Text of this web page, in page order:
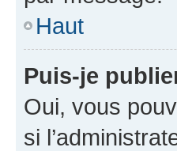
Haut
Puis-je
Oui, vous
si